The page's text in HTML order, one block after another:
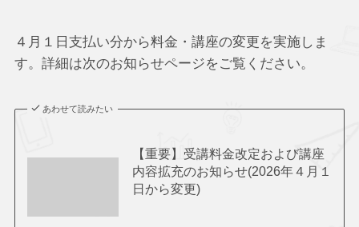
４月１日支払い分から料金・講座の変更を実施しま
す。詳細は次のお知らせページをご覧ください。
あわせて読みたい
【重要】受講料金改定および講座
内容拡充のお知らせ(2026年４月１
日から変更)